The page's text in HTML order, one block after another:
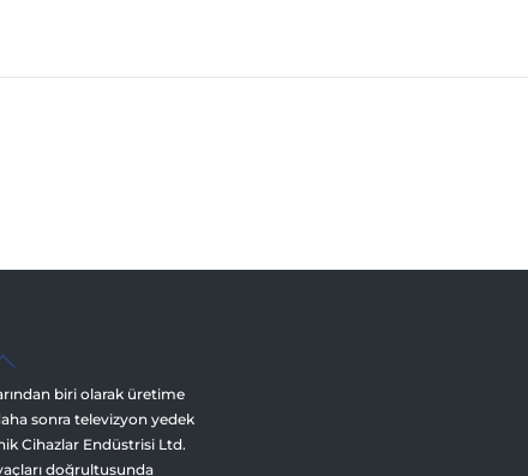
Back
Top
biri olarak üretime
sonra televizyon yedek
Cihazlar Endüstrisi Ltd.
doğrultusunda